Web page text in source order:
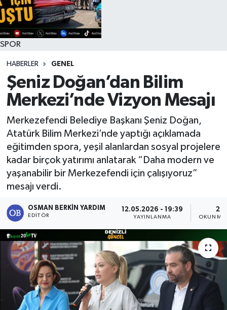
SPOR
HABERLER GENEL
Şeniz Doğan’dan Bilim
Merkezi’nde Vizyon Mesajı
Merkezefendi Belediye Başkanı Şeniz Doğan,
Atatürk Bilim Merkezi’nde yaptığı açıklamada
eğitimden spora, yeşil alanlardan sosyal projelere
kadar birçok yatırımı anlatarak “Daha modern ve
yaşanabilir bir Merkezefendi için çalışıyoruz”
mesajı verdi.
OSMAN BERKIN YARDIM
EDITÖR
12.05.2026 - 19:39
YAYINLANMA
2
OKUNMA